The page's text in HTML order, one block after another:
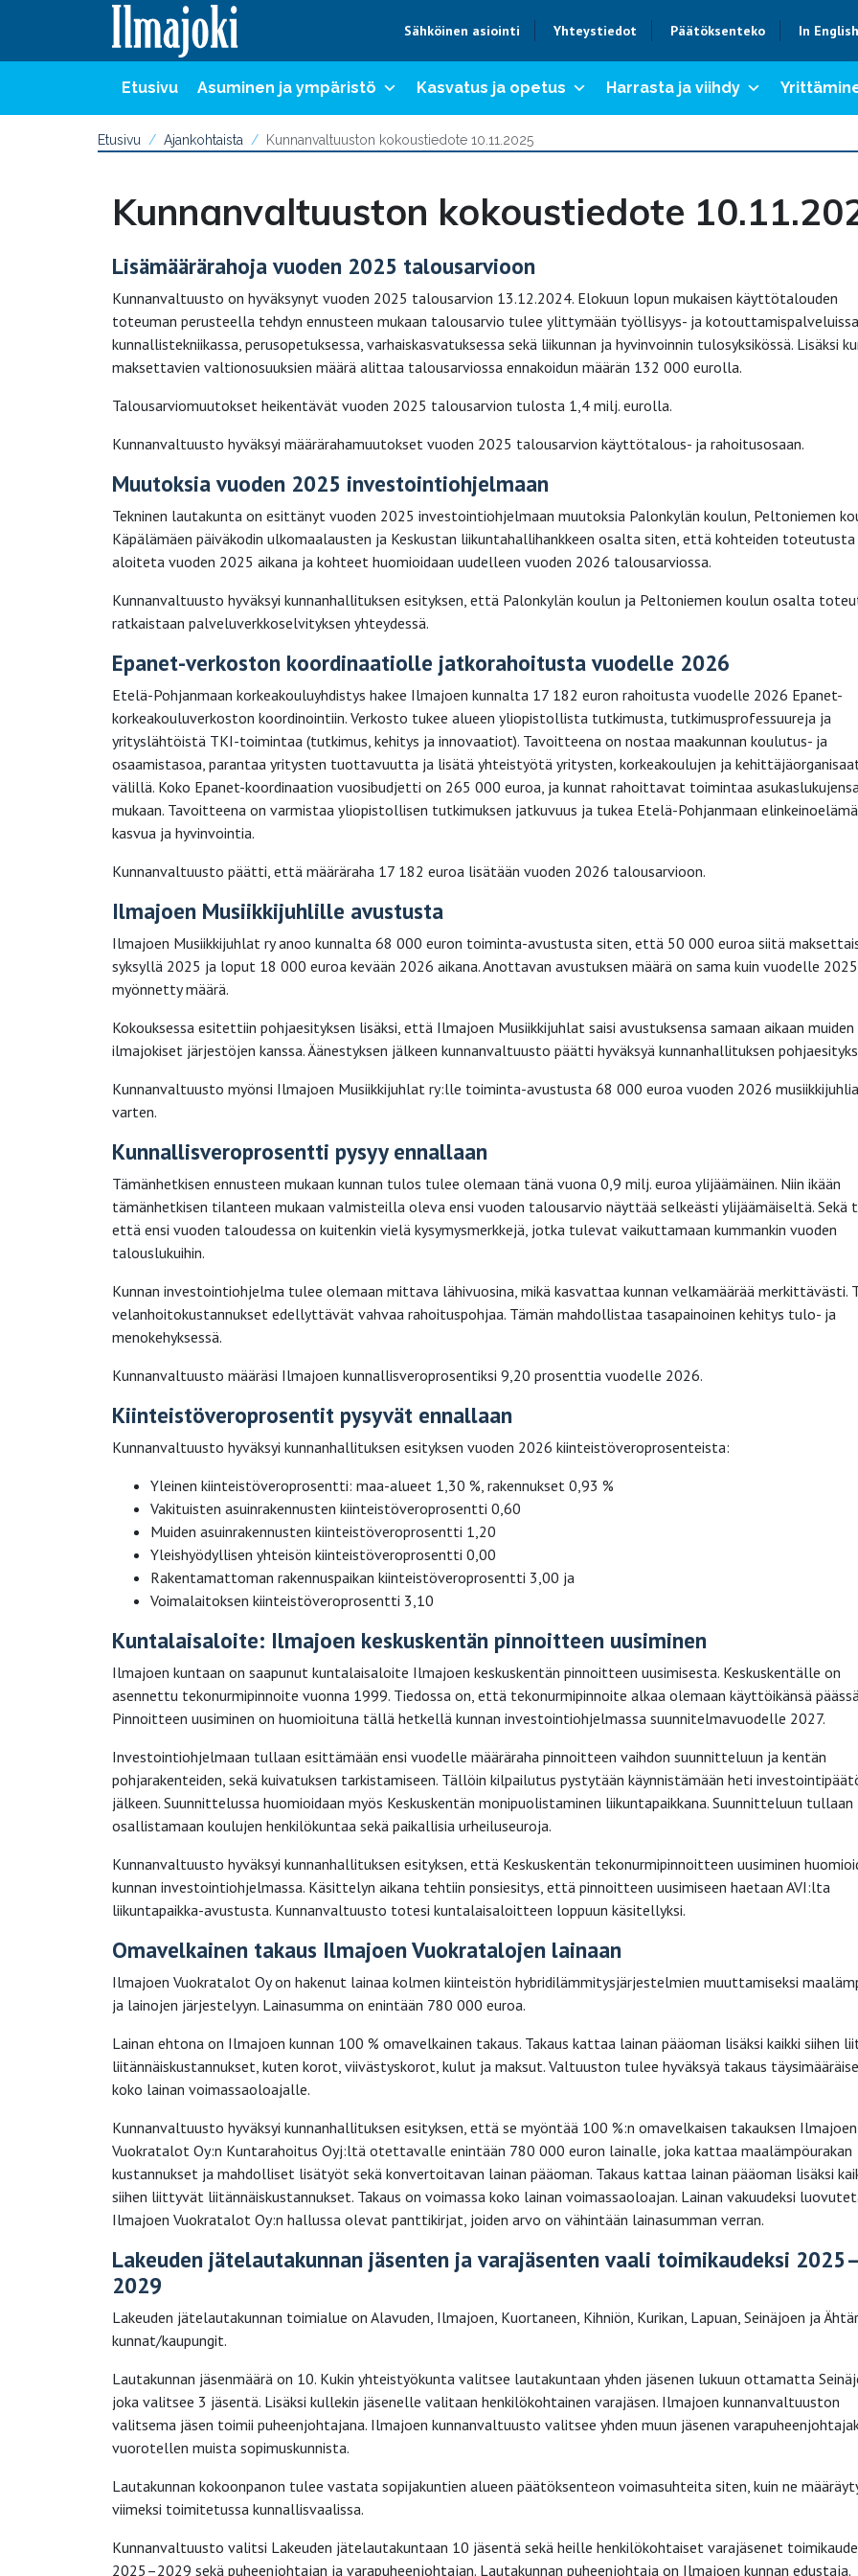
Sähköinen asiointi Yhteystiedot Päätöksenteko In English
Etusivu Asuminen ja ympäristö Kasvatus ja opetus Harrasta ja viihdy
Etusivu Ajankohtaista Kunnanvaltuuston kokoustiedote 10.11.2025
Kunnanvaltuuston kokoustiedote
Lisämäärärahoja vuoden 2025 talousarvioon
Kunnanvaltuusto on hyväksynyt vuoden 2025 talousarvion 13.12.2024. Elokuun lopun mukaisen käyttötalouden
toteuman perusteella tehdyn ennusteen mukaan talousarvio tulee ylittymään työllisyys- ja
kunnallistekniikassa, perusopetuksessa, varhaiskasvatuksessa sekä liikunnan ja hyvinvoinnin tulosyksikössä. Lisäksi
maksettavien valtionosuuksien määrä alittaa talousarviossa ennakoidun määrän 132 000 eurolla.
Talousarviomuutokset heikentävät vuoden 2025 talousarvion tulosta 1,4 milj. eurolla.
Kunnanvaltuusto hyväksyi määrärahamuutokset vuoden 2025 talousarvion käyttötalous- ja rahoitusosaan.
Muutoksia vuoden 2025 investointiohjelmaan
Tekninen lautakunta on esittänyt vuoden 2025 investointiohjelmaan muutoksia Palonkylän koulun, Peltoniemen
Käpälämäen päiväkodin ulkomaalausten ja Keskustan liikuntahallihankkeen osalta siten, että kohteiden toteutusta
aloiteta vuoden 2025 aikana ja kohteet huomioidaan uudelleen vuoden 2026 talousarviossa.
Kunnanvaltuusto hyväksyi kunnanhallituksen esityksen, että Palonkylän koulun ja Peltoniemen koulun osalta
ratkaistaan palveluverkkoselvityksen yhteydessä.
Epanet-verkoston koordinaatiolle jatkorahoitusta vuodelle 2026
Etelä-Pohjanmaan korkeakouluyhdistys hakee Ilmajoen kunnalta 17 182 euron rahoitusta vuodelle 2026 Epanet-
korkeakouluverkoston koordinointiin. Verkosto tukee alueen yliopistollista tutkimusta, tutkimusprofessuureja ja
yrityslähtöistä TKI-toimintaa (tutkimus, kehitys ja innovaatiot). Tavoitteena on nostaa maakunnan koulutus- ja
osaamistasoa, parantaa yritysten tuottavuutta ja lisätä yhteistyötä yritysten, korkeakoulujen ja
välillä. Koko Epanet-koordinaation vuosibudjetti on 265 000 euroa, ja kunnat rahoittavat toimintaa
mukaan. Tavoitteena on varmistaa yliopistollisen tutkimuksen jatkuvuus ja tukea Etelä-Pohjanmaan
kasvua ja hyvinvointia.
Kunnanvaltuusto päätti, että määräraha 17 182 euroa lisätään vuoden 2026 talousarvioon.
Ilmajoen Musiikkijuhlille avustusta
Ilmajoen Musiikkijuhlat ry anoo kunnalta 68 000 euron toiminta-avustusta siten, että 50 000 euroa siitä
syksyllä 2025 ja loput 18 000 euroa kevään 2026 aikana. Anottavan avustuksen määrä on sama kuin vuodelle 2025
myönnetty määrä.
Kokouksessa esitettiin pohjaesityksen lisäksi, että Ilmajoen Musiikkijuhlat saisi avustuksensa samaan aikaan muiden
ilmajokiset järjestöjen kanssa. Äänestyksen jälkeen kunnanvaltuusto päätti hyväksyä kunnanhallituksen
Kunnanvaltuusto myönsi Ilmajoen Musiikkijuhlat ry:lle toiminta-avustusta 68 000 euroa vuoden 2026 musiikkijuhlia
varten.
Kunnallisveroprosentti pysyy ennallaan
Tämänhetkisen ennusteen mukaan kunnan tulos tulee olemaan tänä vuona 0,9 milj. euroa ylijäämäinen. Niin ikään
tämänhetkisen tilanteen mukaan valmisteilla oleva ensi vuoden talousarvio näyttää selkeästi ylijäämäiseltä. Sekä
että ensi vuoden taloudessa on kuitenkin vielä kysymysmerkkejä, jotka tulevat vaikuttamaan kummankin vuoden
talouslukuihin.
Kunnan investointiohjelma tulee olemaan mittava lähivuosina, mikä kasvattaa kunnan velkamäärää merkittävästi.
velanhoitokustannukset edellyttävät vahvaa rahoituspohjaa. Tämän mahdollistaa tasapainoinen kehitys tulo- ja
menokehyksessä.
Kunnanvaltuusto määräsi Ilmajoen kunnallisveroprosentiksi 9,20 prosenttia vuodelle 2026.
Kiinteistöveroprosentit pysyvät ennallaan
Kunnanvaltuusto hyväksyi kunnanhallituksen esityksen vuoden 2026 kiinteistöveroprosenteista:
Yleinen kiinteistöveroprosentti: maa-alueet 1,30 %, rakennukset 0,93 %
Vakituisten asuinrakennusten kiinteistöveroprosentti 0,60
Muiden asuinrakennusten kiinteistöveroprosentti 1,20
Yleishyödyllisen yhteisön kiinteistöveroprosentti 0,00
Rakentamattoman rakennuspaikan kiinteistöveroprosentti 3,00 ja
Voimalaitoksen kiinteistöveroprosentti 3,10
Kuntalaisaloite: Ilmajoen keskuskentän pinnoitteen uusiminen
Ilmajoen kuntaan on saapunut kuntalaisaloite Ilmajoen keskuskentän pinnoitteen uusimisesta. Keskuskentälle on
asennettu tekonurmipinnoite vuonna 1999. Tiedossa on, että tekonurmipinnoite alkaa olemaan käyttöikänsä
Pinnoitteen uusiminen on huomioituna tällä hetkellä kunnan investointiohjelmassa suunnitelmavuodelle 2027.
Investointiohjelmaan tullaan esittämään ensi vuodelle määräraha pinnoitteen vaihdon suunnitteluun ja kentän
pohjarakenteiden, sekä kuivatuksen tarkistamiseen. Tällöin kilpailutus pystytään käynnistämään heti
jälkeen. Suunnittelussa huomioidaan myös Keskuskentän monipuolistaminen liikuntapaikkana. Suunnitteluun tullaan
osallistamaan koulujen henkilökuntaa sekä paikallisia urheiluseuroja.
Kunnanvaltuusto hyväksyi kunnanhallituksen esityksen, että Keskuskentän tekonurmipinnoitteen uusiminen
kunnan investointiohjelmassa. Käsittelyn aikana tehtiin ponsiesitys, että pinnoitteen uusimiseen haetaan AVI:lta
liikuntapaikka-avustusta. Kunnanvaltuusto totesi kuntalaisaloitteen loppuun käsitellyksi.
Omavelkainen takaus Ilmajoen Vuokratalojen lainaan
Ilmajoen Vuokratalot Oy on hakenut lainaa kolmen kiinteistön hybridilämmitysjärjestelmien muuttamiseksi
ja lainojen järjestelyyn. Lainasumma on enintään 780 000 euroa.
Lainan ehtona on Ilmajoen kunnan 100 % omavelkainen takaus. Takaus kattaa lainan pääoman lisäksi kaikki siihen
liitännäiskustannukset, kuten korot, viivästyskorot, kulut ja maksut. Valtuuston tulee hyväksyä takaus
koko lainan voimassaoloajalle.
Kunnanvaltuusto hyväksyi kunnanhallituksen esityksen, että se myöntää 100 %:n omavelkaisen takauksen Ilmajoen
Vuokratalot Oy:n Kuntarahoitus Oyj:ltä otettavalle enintään 780 000 euron lainalle, joka kattaa maalämpöurakan
kustannukset ja mahdolliset lisätyöt sekä konvertoitavan lainan pääoman. Takaus kattaa lainan pääoman lisäksi
siihen liittyvät liitännäiskustannukset. Takaus on voimassa koko lainan voimassaoloajan. Lainan vakuudeksi
Ilmajoen Vuokratalot Oy:n hallussa olevat panttikirjat, joiden arvo on vähintään lainasumman verran.
Lakeuden jätelautakunnan jäsenten ja varajäsenten vaali toimikaudeksi 2025–
2029
Lakeuden jätelautakunnan toimialue on Alavuden, Ilmajoen, Kuortaneen, Kihniön, Kurikan, Lapuan, Seinäjoen ja
kunnat/kaupungit.
Lautakunnan jäsenmäärä on 10. Kukin yhteistyökunta valitsee lautakuntaan yhden jäsenen lukuun ottamatta
joka valitsee 3 jäsentä. Lisäksi kullekin jäsenelle valitaan henkilökohtainen varajäsen. Ilmajoen kunnanvaltuuston
valitsema jäsen toimii puheenjohtajana. Ilmajoen kunnanvaltuusto valitsee yhden muun jäsenen
vuorotellen muista sopimuskunnista.
Lautakunnan kokoonpanon tulee vastata sopijakuntien alueen päätöksenteon voimasuhteita siten, kuin ne
viimeksi toimitetussa kunnallisvaalissa.
Kunnanvaltuusto valitsi Lakeuden jätelautakuntaan 10 jäsentä sekä heille henkilökohtaiset varajäsenet
2025–2029 sekä puheenjohtajan ja varapuheenjohtajan. Lautakunnan puheenjohtaja on Ilmajoen kunnan edustaja.